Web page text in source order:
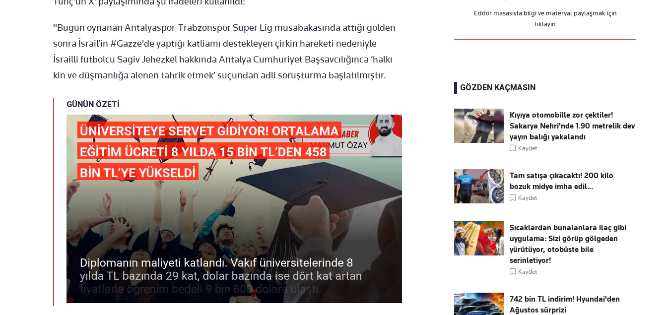
"Bugün oynanan Antalyaspor-Trabzonspor Süper Lig müsabakasında attığı golden
sonra İsrail’in #Gazze'de yaptığı katliamı destekleyen çirkin hareketi nedeniyle
İsrailli futbolcu Sagiv Jehezkel hakkında Antalya Cumhuriyet Başsavcılığınca ‘halkı
kin ve düşmanlığa alenen tahrik etmek’ suçundan adli soruşturma başlatılmıştır.
GÜNÜN ÖZETİ
Editör masasıyla bilgi ve materyal paylaşmak için
tıklayın
GÖZDEN KAÇMASIN
Kıyıya otomobille zor çektiler!
Sakarya Nehri'nde 1.90 metrelik dev
yayın balığı yakalandı
Kaydet
Tam satışa çıkacaktı! 200 kilo
bozuk midye imha edil...
Kaydet
Sıcaklardan bunalanlara ilaç gibi
uygulama: Sizi görüp gölgeden
yürütüyor, otobüste bile
serinletiyor!
Kaydet
742 bin TL indirim! Hyundai'den
Ağustos sürprizi